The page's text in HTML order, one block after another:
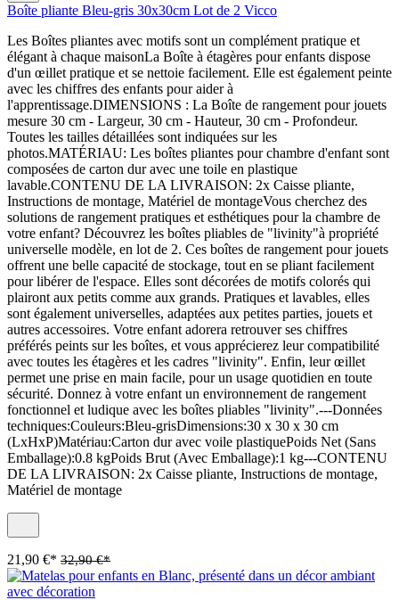
Boîte pliante Bleu-gris 30x30cm Lot de 2 Vicco
Les Boîtes pliantes avec motifs sont un complément pratique et
élégant à chaque maisonLa Boîte à étagères pour enfants dispose
d'un œillet pratique et se nettoie facilement. Elle est également peinte
avec les chiffres des enfants pour aider à
l'apprentissage.DIMENSIONS : La Boîte de rangement pour jouets
mesure 30 cm - Largeur, 30 cm - Hauteur, 30 cm - Profondeur.
Toutes les tailles détaillées sont indiquées sur les
photos.MATÉRIAU: Les boîtes pliantes pour chambre d'enfant sont
composées de carton dur avec une toile en plastique
lavable.CONTENU DE LA LIVRAISON: 2x Caisse pliante,
Instructions de montage, Matériel de montageVous cherchez des
solutions de rangement pratiques et esthétiques pour la chambre de
votre enfant? Découvrez les boîtes pliables de "livinity"à propriété
universelle modèle, en lot de 2. Ces boîtes de rangement pour jouets
offrent une belle capacité de stockage, tout en se pliant facilement
pour libérer de l'espace. Elles sont décorées de motifs colorés qui
plairont aux petits comme aux grands. Pratiques et lavables, elles
sont également universelles, adaptées aux petites parties, jouets et
autres accessoires. Votre enfant adorera retrouver ses chiffres
préférés peints sur les boîtes, et vous apprécierez leur compatibilité
avec toutes les étagères et les cadres "livinity". Enfin, leur œillet
permet une prise en main facile, pour un usage quotidien en toute
sécurité. Donnez à votre enfant un environnement de rangement
fonctionnel et ludique avec les boîtes pliables "livinity".---Données
techniques:Couleurs:Bleu-grisDimensions:30 x 30 x 30 cm
(LxHxP)Matériau:Carton dur avec voile plastiquePoids Net (Sans
Emballage):0.8 kgPoids Brut (Avec Emballage):1 kg---CONTENU
DE LA LIVRAISON: 2x Caisse pliante, Instructions de montage,
Matériel de montage
21,90 €* 32,90 €*